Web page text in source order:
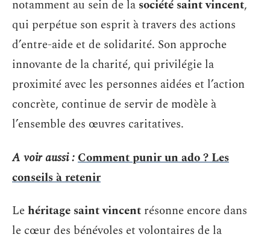
notamment au sein de la société saint vincent,
qui perpétue son esprit à travers des actions
d’entre-aide et de solidarité. Son approche
innovante de la charité, qui privilégie la
proximité avec les personnes aidées et l’action
concrète, continue de servir de modèle à
l’ensemble des œuvres caritatives.
A voir aussi :Comment punir un ado ? Les
conseils à retenir
Lehéritage saint vincent résonne encore dans
le cœur des bénévoles et volontaires de la